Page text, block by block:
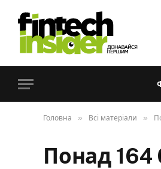
Головна » Всі матеріали »
Понад 164